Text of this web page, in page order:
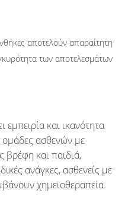
αποτελούν απαραίτητη
των αποτελεσμάτων
και ικανότητα
ομάδες ασθενών με
βρέφη και παιδιά,
ανάγκες, ασθενείς με
χημειοθεραπεία